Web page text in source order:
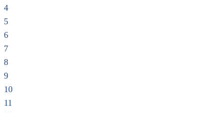
4
5
6
7
8
9
10
11